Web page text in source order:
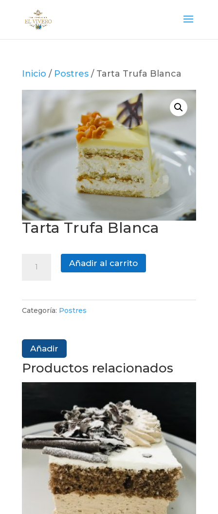
Inicio / Postres/ Tarta Trufa Blanca
Tarta Trufa Blanca
Añadir al carrito
Categoría: Postres
Añadir
Productos relacionados